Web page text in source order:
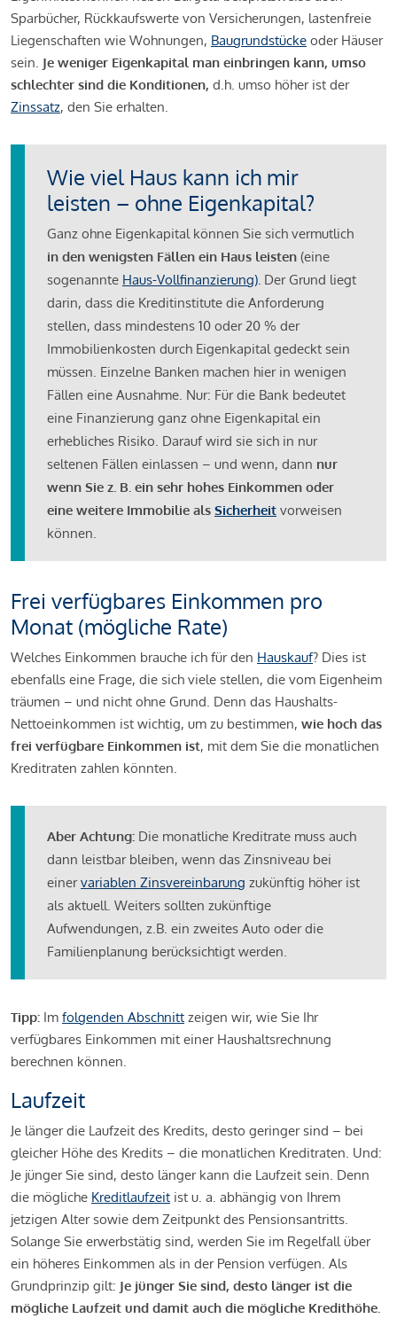
Sparbücher, Rückkaufswerte von Versicherungen, lastenfreie
Liegenschaften wie Wohnungen, Baugrundstücke oder Häuser
sein. Je weniger Eigenkapital man einbringen kann, umso
schlechter sind die Konditionen, d.h. umso höher ist der
Zinssatz, den Sie erhalten.
Wie viel Haus kann ich mir
leisten – ohne Eigenkapital?
Ganz ohne Eigenkapital können Sie sich vermutlich
in den wenigsten Fällen ein Haus leisten (eine
sogenannte Haus-Vollfinanzierung). Der Grund liegt
darin, dass die Kreditinstitute die Anforderung
stellen, dass mindestens 10 oder 20 % der
Immobilienkosten durch Eigenkapital gedeckt sein
müssen. Einzelne Banken machen hier in wenigen
Fällen eine Ausnahme. Nur: Für die Bank bedeutet
eine Finanzierung ganz ohne Eigenkapital ein
erhebliches Risiko. Darauf wird sie sich in nur
seltenen Fällen einlassen – und wenn, dann nur
wenn Sie z. B. ein sehr hohes Einkommen oder
eine weitere Immobilie als Sicherheit vorweisen
können.
Frei verfügbares Einkommen pro
Monat (mögliche Rate)
Welches Einkommen brauche ich für den Hauskauf? Dies ist
ebenfalls eine Frage, die sich viele stellen, die vom Eigenheim
träumen – und nicht ohne Grund. Denn das Haushalts-
Nettoeinkommen ist wichtig, um zu bestimmen, wie hoch das
frei verfügbare Einkommen ist, mit dem Sie die monatlichen
Kreditraten zahlen könnten.
Aber Achtung: Die monatliche Kreditrate muss auch
dann leistbar bleiben, wenn das Zinsniveau bei
einervariablen Zinsvereinbarung zukünftig höher ist
als aktuell. Weiters sollten zukünftige
Aufwendungen, z.B. ein zweites Auto oder die
Familienplanung berücksichtigt werden.
Tipp: Im folgenden Abschnitt zeigen wir, wie Sie Ihr
verfügbares Einkommen mit einer Haushaltsrechnung
berechnen können.
Laufzeit
Je länger die Laufzeit des Kredits, desto geringer sind – bei
gleicher Höhe des Kredits – die monatlichen Kreditraten. Und:
Je jünger Sie sind, desto länger kann die Laufzeit sein. Denn
die mögliche Kreditlaufzeit ist u. a. abhängig von Ihrem
jetzigen Alter sowie dem Zeitpunkt des Pensionsantritts.
Solange Sie erwerbstätig sind, werden Sie im Regelfall über
ein höheres Einkommen als in der Pension verfügen. Als
Grundprinzip gilt: Je jünger Sie sind, desto länger ist die
mögliche Laufzeit und damit auch die mögliche Kredithöhe.